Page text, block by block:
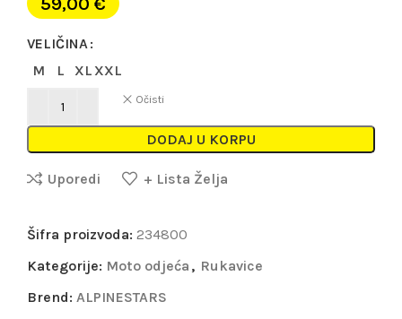
VELIČINA
M
L XL XXL
Očisti
DODAJ U KORPU
Uporedi + Lista Želja
Šifra proizvoda: 234800
Kategorije: Moto odjeća , Rukavice
Brend: ALPINESTARS